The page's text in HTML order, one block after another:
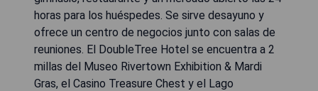
horas para los huéspedes. Se sirve desayuno y
ofrece un centro de negocios junto con salas de
reuniones. El DoubleTree Hotel se encuentra a 2
millas del Museo Rivertown Exhibition & Mardi
Gras, el Casino Treasure Chest y el Lago